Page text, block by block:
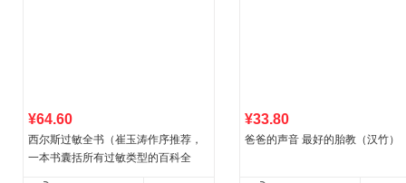
¥64.60
西尔斯过敏全书（崔玉涛作序推荐，
一本书囊括所有过敏类型的百科全
¥33.80
爸爸的声音 最好的胎教（汉竹）